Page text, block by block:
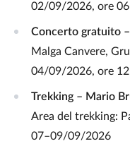
02/09/2026, ore
Concerto gratuito
Malga Canvere,
04/09/2026, ore
Trekking – Mario
Area del trekking:
07–09/09/2026